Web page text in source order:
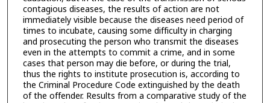
contagious diseases, the results of action are not
immediately visible because the diseases need period of
times to incubate, causing some difficulty in charging
and prosecuting the person who transmit the diseases
even in the attempts to commit a crime, and in some
cases that person may die before, or during the trial,
thus the rights to institute prosecution is, according to
the Criminal Procedure Code extinguished by the death
of the offender. Results from a comparative study of the